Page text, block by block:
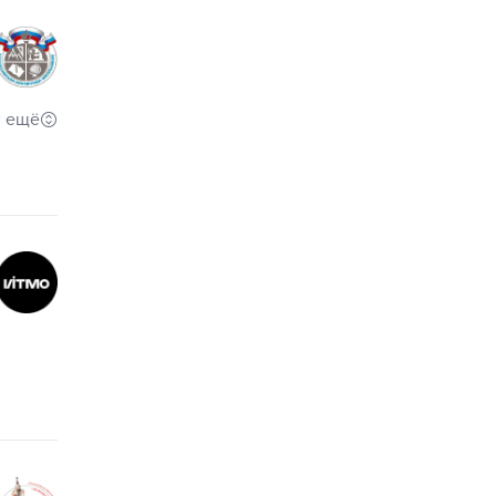
Экономика, экология, химия, французский язык, физическая культура, физика, технология, русский язык, право, основы безопасности и защиты Родины, обществознание, немецкий язык, математика, литература, китайский язык, итальянский язык, история, испанский язык, искусство (МХК), информатика, география, биология, астрономия, английский язык
ещё